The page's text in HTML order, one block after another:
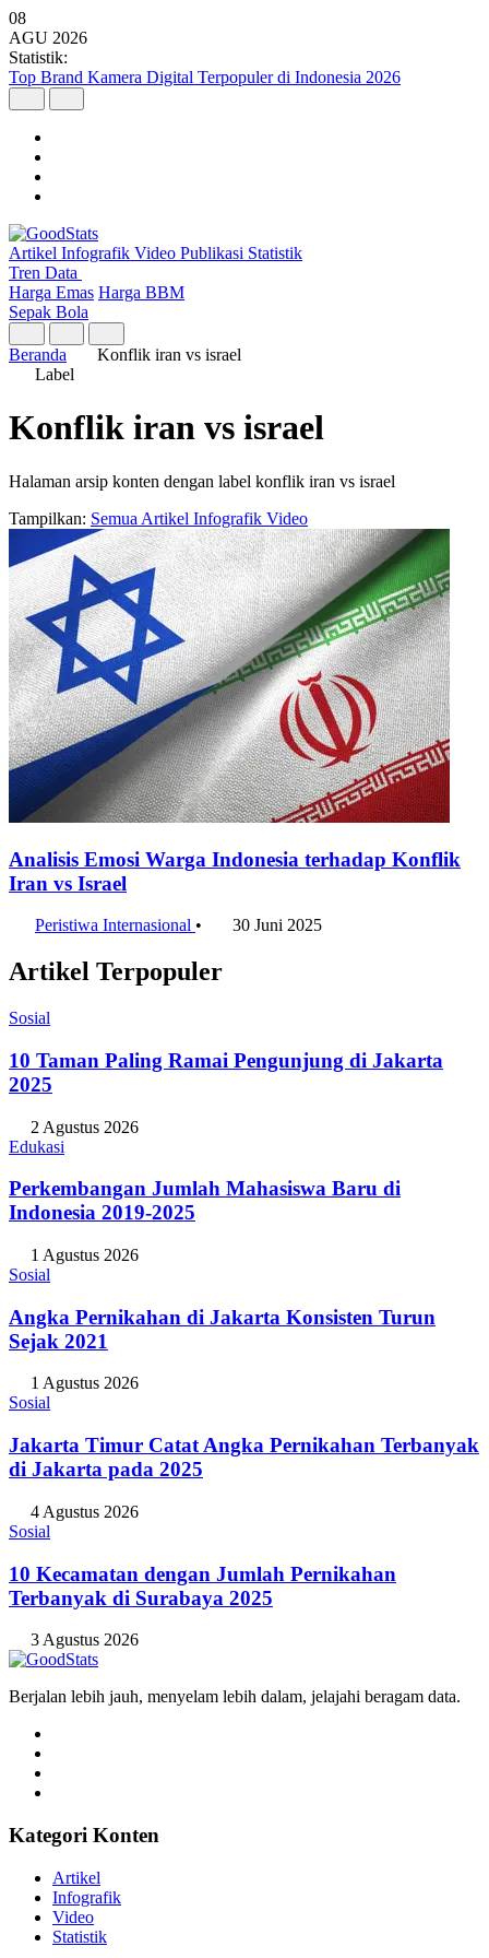
08
AGU 2026
Statistik:
Top Brand Kamera Digital Terpopuler di Indonesia 2026
Artikel Infografik Video Publikasi Statistik
Tren Data
Harga Emas Harga BBM
Sepak Bola
Beranda
Konflik iran vs israel
Label
Konflik iran vs israel
Halaman arsip konten dengan label konflik iran vs israel
Tampilkan: Semua Artikel Infografik Video
Analisis Emosi Warga Indonesia terhadap Konflik
Iran vs Israel
Peristiwa Internasional • 30 Juni 2025
Artikel Terpopuler
Sosial
10 Taman Paling Ramai Pengunjung di Jakarta
2025
2 Agustus 2026
Edukasi
Perkembangan Jumlah Mahasiswa Baru di
Indonesia 2019-2025
1 Agustus 2026
Sosial
Angka Pernikahan di Jakarta Konsisten Turun
Sejak 2021
1 Agustus 2026
Sosial
Jakarta Timur Catat Angka Pernikahan Terbanyak
di Jakarta pada 2025
4 Agustus 2026
Sosial
10 Kecamatan dengan Jumlah Pernikahan
Terbanyak di Surabaya 2025
3 Agustus 2026
Berjalan lebih jauh, menyelam lebih dalam, jelajahi beragam data.
Kategori Konten
Artikel
Infografik
Video
Statistik